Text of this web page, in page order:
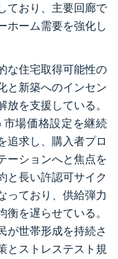
ており、主要回廊で
ホーム需要を強化し
な住宅取得可能性の
と新築へのインセン
を支援している。
場価格設定を継続
追求し、購入者プロ
ーションへと焦点を
と長い許認可サイク
っており、供給弾力
を遅らせている。
が世帯形成を持続さ
とストレステスト規